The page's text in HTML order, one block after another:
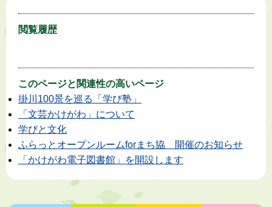
閲覧履歴
このページと 関連性の高いページ
掛川100景を巡る「学び塾」
「文芸かけがわ」について
学びと文化
ふらっとオープンルームforまち協 開催のお知らせ
「かけがわ電子図書館」を開設します